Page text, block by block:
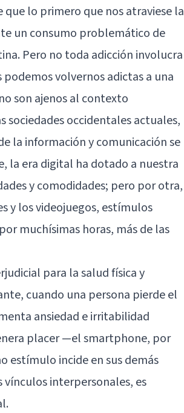
lo primero que nos atraviese la
un consumo problemático de
Pero no toda adicción involucra
podemos volvernos adictas a una
son ajenos al contexto
sociedades occidentales actuales,
la información y comunicación se
la era digital ha dotado a nuestra
y comodidades; pero por otra,
y los videojuegos, estímulos
muchísimas horas, más de las
para la salud física y
cuando una persona pierde el
ansiedad e irritabilidad
placer —el smartphone, por
estímulo incide en sus demás
interpersonales, es
.